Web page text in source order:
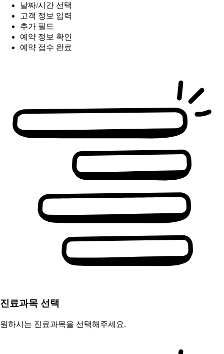
날짜/시간 선택
고객 정보 입력
추가 필드
예약 정보 확인
예약 접수 완료
진료과목 선택
원하시는 진료과목을 선택해주세요.